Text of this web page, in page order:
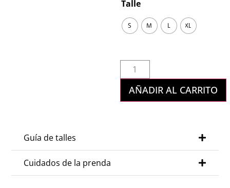
Talle
S M L XL
AÑADIR AL CARRITO
Guía de talles
Cuidados de la prenda